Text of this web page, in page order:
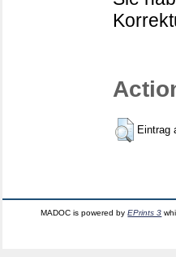
Eintrag
MADOC is powered byEPrints 3